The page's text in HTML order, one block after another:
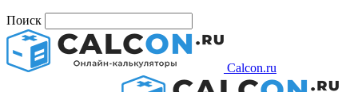
Поиск
Calcon.ru